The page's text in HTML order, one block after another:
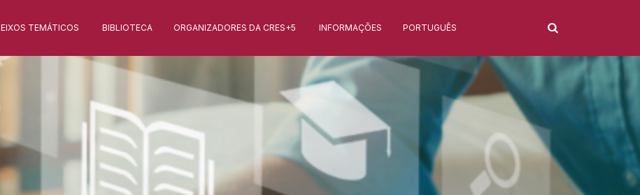
EIXOS TEMÁTICOS BIBLIOTECA ORGANIZADORES DA CRES+5 INFORMAÇÕES PORTUGUÊS